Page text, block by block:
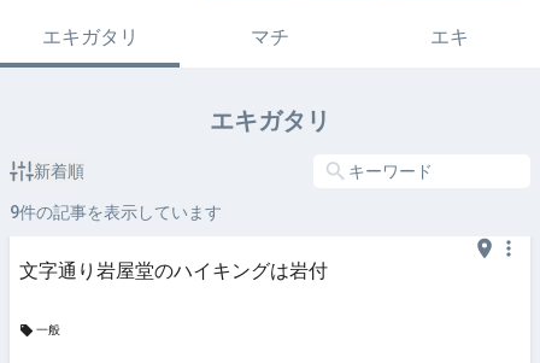
エキガタリ マチ エキ
エキガタリ
新着順
9件の記事を表示しています
文字通り岩屋堂のハイキングは岩付
一般